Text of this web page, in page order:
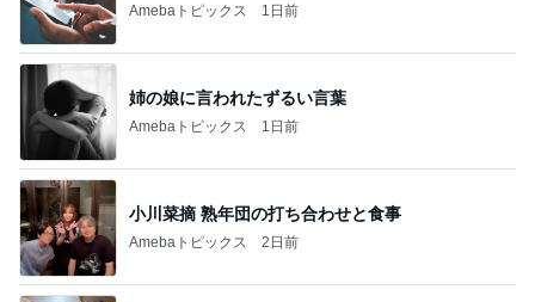
Amebaトピックス 1日前
姉の娘に言われたずるい言葉
Amebaトピックス 1日前
小川菜摘 熟年団の打ち合わせと食事
Amebaトピックス 2日前